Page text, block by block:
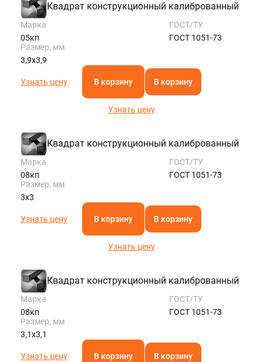
Квадрат конструкционный калиброванный
Марка
05кп
ГОСТ/ТУ
ГОСТ 1051-73
Размер, мм
3,9х3,9
Узнать цену В корзину В корзину
Узнать цену
Квадрат конструкционный калиброванный
Марка
08кп
ГОСТ/ТУ
ГОСТ 1051-73
Размер, мм
3х3
Узнать цену В корзину В корзину
Узнать цену
Квадрат конструкционный калиброванный
Марка
08кп
ГОСТ/ТУ
ГОСТ 1051-73
Размер, мм
3,1х3,1
Узнать цену В корзину В корзину